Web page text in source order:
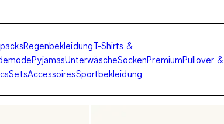
RegenbekleidungT-Shirts &
PyjamasUnterwäscheSockenPremiumPullover &
SetsAccessoiresSportbekleidung